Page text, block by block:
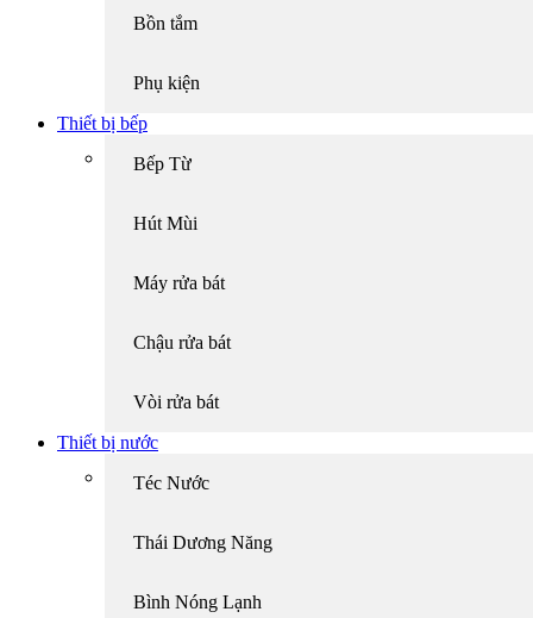
Bồn tắm
Phụ kiện
Thiết bị bếp
Bếp Từ
Hút Mùi
Máy rửa bát
Chậu rửa bát
Vòi rửa bát
Thiết bị nước
Téc Nước
Thái Dương Năng
Bình Nóng Lạnh